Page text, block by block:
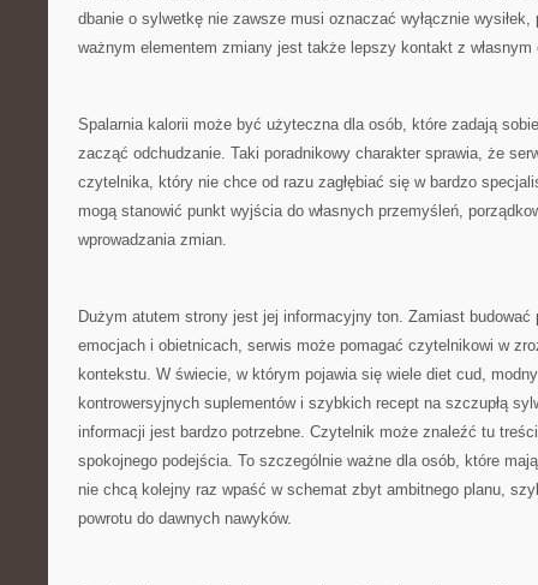
dbanie o sylwetkę nie zawsze musi oznaczać wyłącznie
ważnym elementem zmiany jest także lepszy kontakt z własnym
Spalarnia kalorii może być użyteczna dla osób, które zadają
zacząć odchudzanie. Taki poradnikowy charakter sprawia, że
czytelnika, który nie chce od razu zagłębiać się w bardzo
mogą stanowić punkt wyjścia do własnych przemyśleń,
wprowadzania zmian.
Dużym atutem strony jest jej informacyjny ton. Zamiast budować
emocjach i obietnicach, serwis może pomagać czytelnikowi w
kontekstu. W świecie, w którym pojawia się wiele diet cud,
kontrowersyjnych suplementów i szybkich recept na szczupłą
informacji jest bardzo potrzebne. Czytelnik może znaleźć tu
spokojnego podejścia. To szczególnie ważne dla osób, które
nie chcą kolejny raz wpaść w schemat zbyt ambitnego planu,
powrotu do dawnych nawyków.